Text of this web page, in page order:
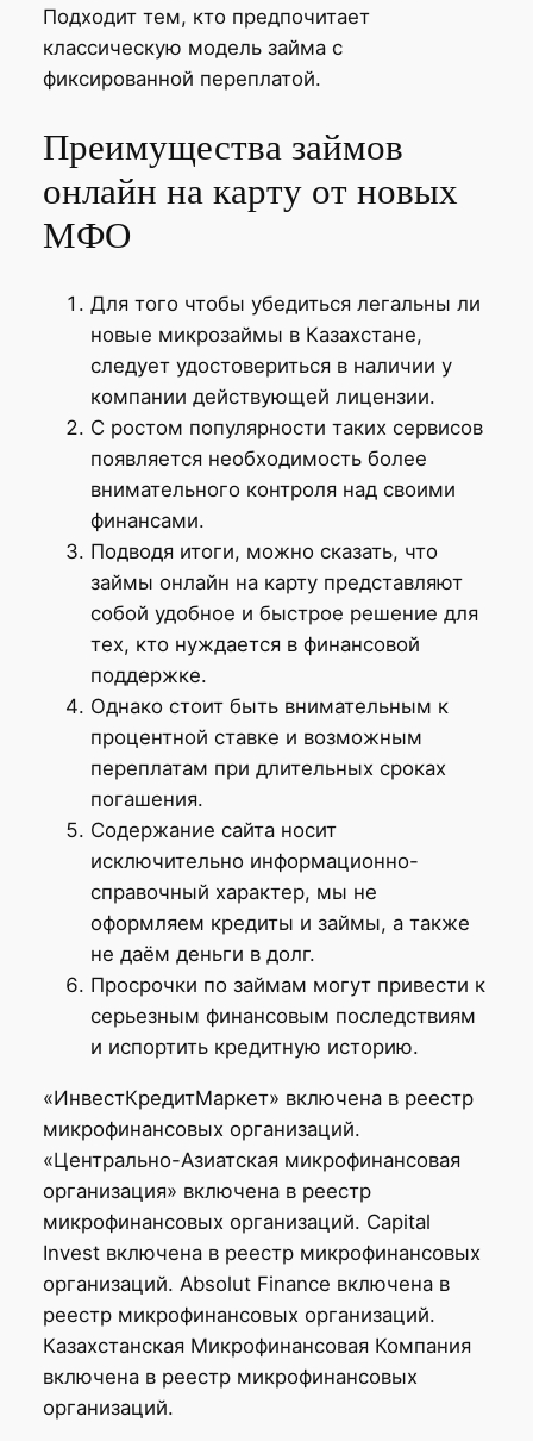
Подходит тем, кто предпочитает
классическую модель займа с
фиксированной переплатой.
Преимущества займов
онлайн на карту от новых
МФО
Для того чтобы убедиться легальны ли
новые микрозаймы в Казахстане,
следует удостовериться в наличии у
компании действующей лицензии.
С ростом популярности таких сервисов
появляется необходимость более
внимательного контроля над своими
финансами.
Подводя итоги, можно сказать, что
займы онлайн на карту представляют
собой удобное и быстрое решение для
тех, кто нуждается в финансовой
поддержке.
Однако стоит быть внимательным к
процентной ставке и возможным
переплатам при длительных сроках
погашения.
Содержание сайта носит
исключительно информационно-
справочный характер, мы не
оформляем кредиты и займы, а также
не даём деньги в долг.
Просрочки по займам могут привести к
серьезным финансовым последствиям
и испортить кредитную историю.
«ИнвестКредитМаркет» включена в реестр
микрофинансовых организаций.
«Центрально-Азиатская микрофинансовая
организация» включена в реестр
микрофинансовых организаций. Capital
Invest включена в реестр микрофинансовых
организаций. Absolut Finance включена в
реестр микрофинансовых организаций.
Казахстанская Микрофинансовая Компания
включена в реестр микрофинансовых
организаций.